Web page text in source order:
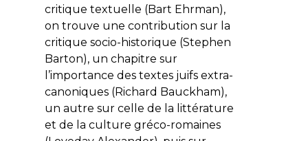
critique textuelle (Bart Ehrman),
on trouve une contribution sur la
critique socio-historique (Stephen
Barton), un chapitre sur
l’importance des textes juifs extra-
canoniques (Richard Bauckham),
un autre sur celle de la littérature
et de la culture gréco-romaines